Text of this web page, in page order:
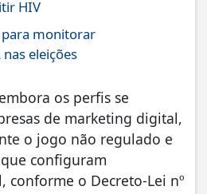
HIV
para monitorar
eleições
os perfis se
de marketing digital,
o jogo não regulado e
configuram
conforme o Decreto-Lei nº